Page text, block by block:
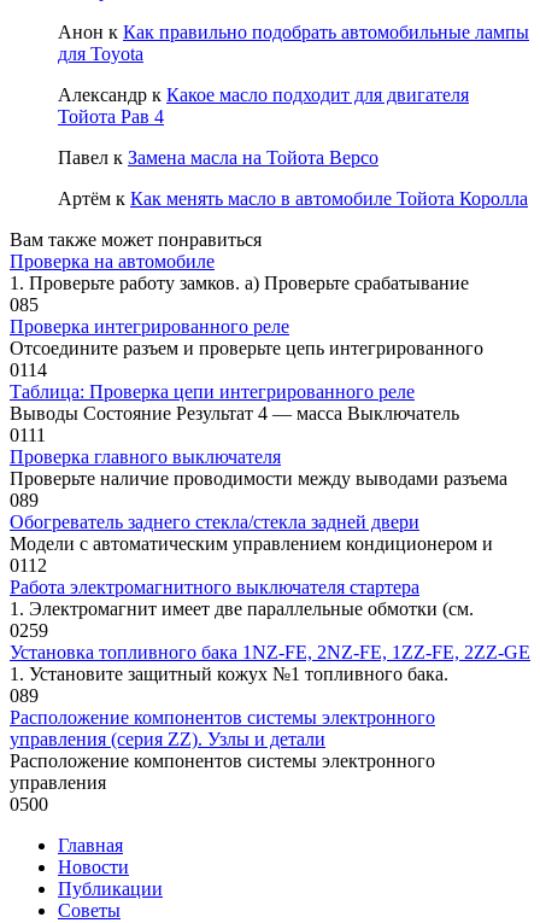
Анон к Как правильно подобрать автомобильные лампы
для Toyota
Александр к Какое масло подходит для двигателя
Тойота Рав 4
Павел к Замена масла на Тойота Версо
Артём к Как менять масло в автомобиле Тойота Королла
Вам также может понравиться
Проверка на автомобиле
1. Проверьте работу замков. а) Проверьте срабатывание
085
Проверка интегрированного реле
Отсоедините разъем и проверьте цепь интегрированного
0114
Таблица: Проверка цепи интегрированного реле
Выводы Состояние Результат 4 — масса Выключатель
0111
Проверка главного выключателя
Проверьте наличие проводимости между выводами разъема
089
Обогреватель заднего стекла/стекла задней двери
Модели с автоматическим управлением кондиционером и
0112
Работа электромагнитного выключателя стартера
1. Электромагнит имеет две параллельные обмотки (см.
0259
Установка топливного бака 1NZ-FE, 2NZ-FE, 1ZZ-FE, 2ZZ-GE
1. Установите защитный кожух №1 то­пливного бака.
089
Расположение компонентов системы электронного
управления (серия ZZ). Узлы и детали
Расположение компонентов системы электронного
управления
0500
Главная
Новости
Публикации
Советы